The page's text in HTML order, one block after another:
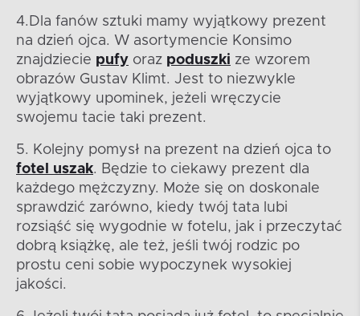
4.Dla fanów sztuki mamy wyjątkowy prezent
na dzień ojca. W asortymencie Konsimo
znajdziecie pufy oraz poduszki ze wzorem
obrazów Gustav Klimt. Jest to niezwykle
wyjątkowy upominek, jeżeli wręczycie
swojemu tacie taki prezent.
5. Kolejny pomysł na prezent na dzień ojca to
fotel uszak. Będzie to ciekawy prezent dla
każdego mężczyzny. Może się on doskonale
sprawdzić zarówno, kiedy twój tata lubi
rozsiąść się wygodnie w fotelu, jak i przeczytać
dobrą książkę, ale też, jeśli twój rodzic po
prostu ceni sobie wypoczynek wysokiej
jakości.